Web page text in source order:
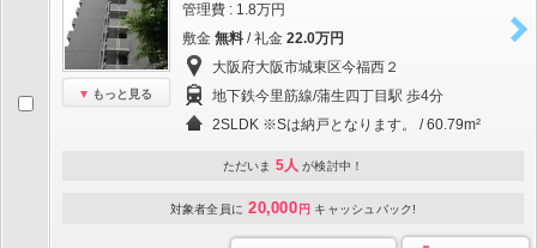
もっと見る
管理費 : 1.8万円
敷金 無料 / 礼金 22.0万円
大阪府大阪市城東区今福西２
地下鉄今里筋線/蒲生四丁目駅 歩4分
2SLDK ※Sは納戸となります。 / 60.79m²
ただいま 5人 が検討中！
対象者全員に 20,000 円 キャッシュバック!